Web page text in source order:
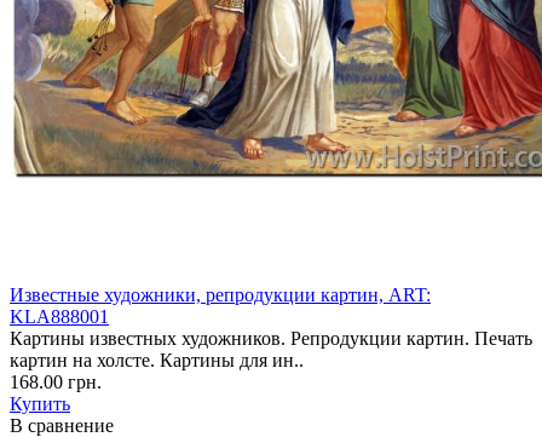
Известные художники, репродукции картин, ART:
KLA888001
Картины известных художников. Репродукции картин. Печать
картин на холсте. Картины для ин..
168.00 грн.
Купить
В сравнение